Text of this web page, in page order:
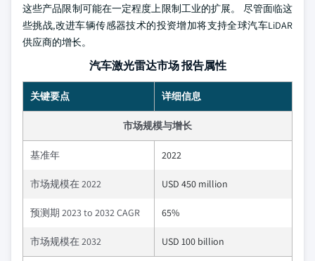
这些产品限制可能在一定程度上限制工业的扩展。 尽管面临这
些挑战,改进车辆传感器技术的投资增加将支持全球汽车LiDAR
供应商的增长。
汽车激光雷达市场 报告属性
关键要点 详细信息
市场规模与增长
基准年 2022
市场规模在 2022 USD 450 million
预测期 2023 to 2032 CAGR 65%
市场规模在 2032 USD 100 billion